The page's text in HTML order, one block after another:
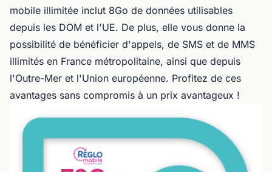
mobile illimitée inclut 8Go de données utilisables
depuis les DOM et l'UE. De plus, elle vous donne la
possibilité de bénéficier d'appels, de SMS et de MMS
illimités en France métropolitaine, ainsi que depuis
l'Outre-Mer et l'Union européenne. Profitez de ces
avantages sans compromis à un prix avantageux !